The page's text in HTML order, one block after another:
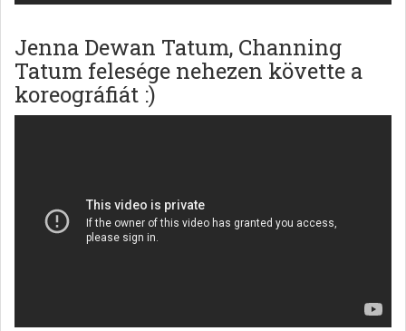
Jenna Dewan Tatum, Channing
Tatum felesége nehezen követte a
koreográfiát :)